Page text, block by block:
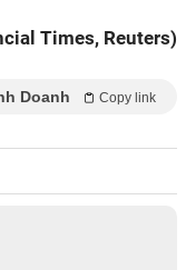
Times, Reuters)
Doanh Copy link